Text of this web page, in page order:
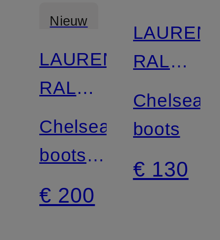
Nieuw
LAUREN
RALPH
LAUREN
Chelsea
boots
ALLYSON
€ 200
LAUREN
RALPH
LAUREN
Chelsea
boots
€ 130